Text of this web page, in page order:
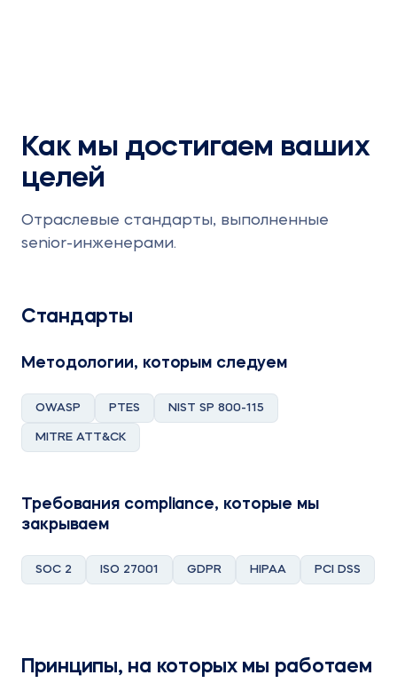
Как мы достигаем ваших
целей
Отраслевые стандарты, выполненные
senior-инженерами.
Стандарты
Методологии, которым следуем
OWASP PTES NIST SP 800-115
MITRE ATT&CK
Требования compliance, которые мы
закрываем
SOC 2 ISO 27001 GDPR HIPAA PCI DSS
Принципы, на которых мы работаем